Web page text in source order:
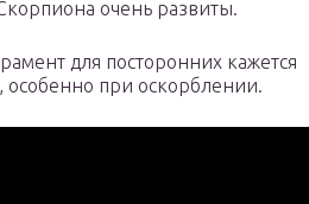
очень развиты.
для посторонних кажется
при оскорблении.